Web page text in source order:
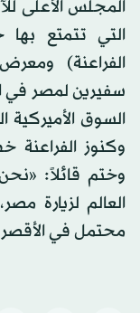
المجلس الأعلى
التي تتمتع
الفراعنة)
سفيرين لمصر في
السوق الأميركية
وكنوز الفراعنة
وختم قائلاً:
العالم لزيارة
محتمل في الأقصر